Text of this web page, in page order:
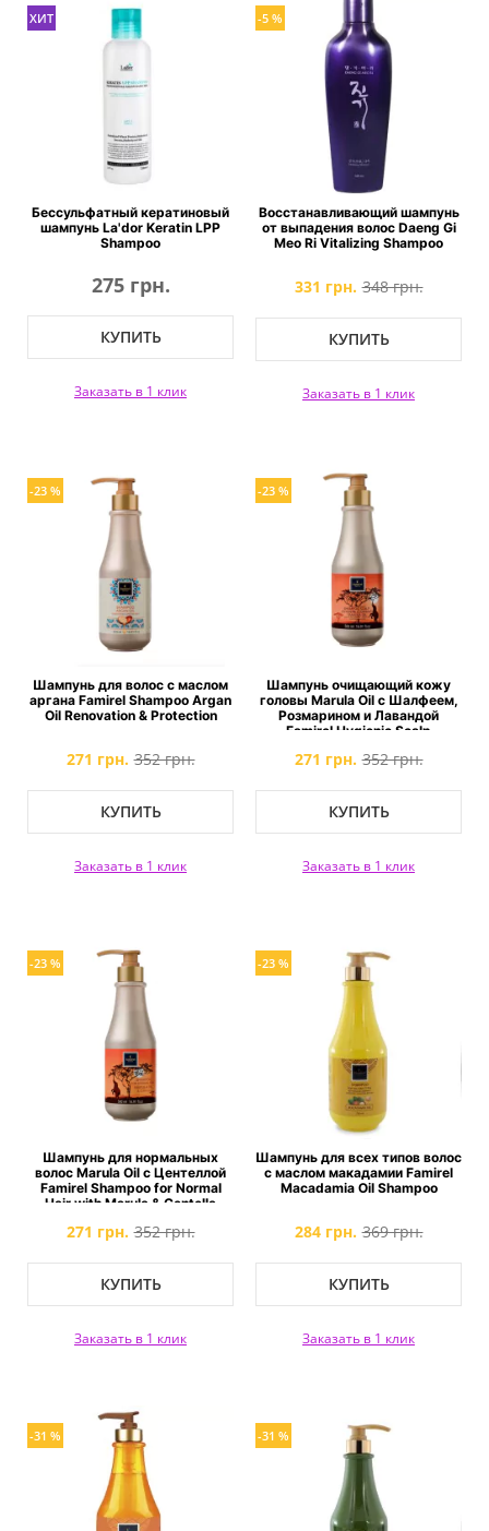
ХИТ
Бессульфатный кератиновый
шампунь La'dor Keratin LPP
Shampoo
275 грн.
КУПИТЬ
Заказать в 1 клик
-5 %
Восстанавливающий шампунь
от выпадения волос Daeng Gi
Meo Ri Vitalizing Shampoo
331 грн. 348 грн.
КУПИТЬ
Заказать в 1 клик
-23 %
Шампунь для волос с маслом
аргана Famirel Shampoo Argan
Oil Renovation & Protection
271 грн. 352 грн.
КУПИТЬ
Заказать в 1 клик
-23 %
Шампунь очищающий кожу
головы Marula Oil c Шалфеем,
Розмарином и Лавандой
Famirel Hygienic Scalp
271 грн. 352 грн.
КУПИТЬ
Заказать в 1 клик
-23 %
Шампунь для нормальных
волос Marula Oil с Центеллой
Famirel Shampoo for Normal
Hair with Marula & Centella
271 грн. 352 грн.
КУПИТЬ
Заказать в 1 клик
-23 %
Шампунь для всех типов волос
с маслом макадамии Famirel
Macadamia Oil Shampoo
284 грн. 369 грн.
КУПИТЬ
Заказать в 1 клик
-31 % -31 %